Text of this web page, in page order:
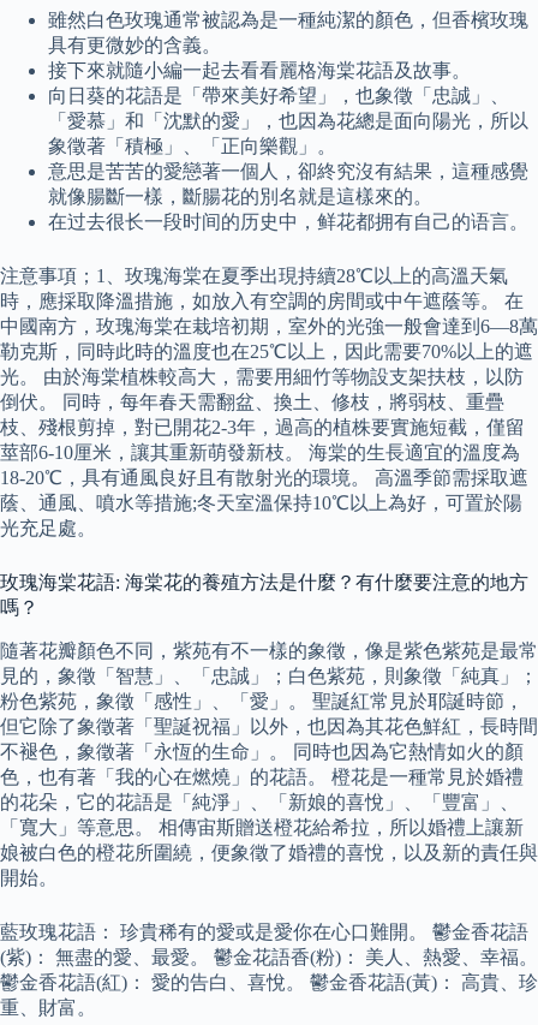
雖然白色玫瑰通常被認為是一種純潔的顏色，但香檳玫瑰
具有更微妙的含義。
接下來就隨小編一起去看看麗格海棠花語及故事。
向日葵的花語是「帶來美好希望」，也象徵「忠誠」、
「愛慕」和「沈默的愛」，也因為花總是面向陽光，所以
象徵著「積極」、「正向樂觀」。
意思是苦苦的愛戀著一個人，卻終究沒有結果，這種感覺
就像腸斷一樣，斷腸花的別名就是這樣來的。
在过去很长一段时间的历史中，鲜花都拥有自己的语言。
注意事項；1、玫瑰海棠在夏季出現持續28℃以上的高溫天氣
時，應採取降溫措施，如放入有空調的房間或中午遮蔭等。 在
中國南方，玫瑰海棠在栽培初期，室外的光強一般會達到6—8萬
勒克斯，同時此時的溫度也在25℃以上，因此需要70%以上的遮
光。 由於海棠植株較高大，需要用細竹等物設支架扶枝，以防
倒伏。 同時，每年春天需翻盆、換土、修枝，將弱枝、重疊
枝、殘根剪掉，對已開花2-3年，過高的植株要實施短截，僅留
莖部6-10厘米，讓其重新萌發新枝。 海棠的生長適宜的溫度為
18-20℃，具有通風良好且有散射光的環境。 高溫季節需採取遮
蔭、通風、噴水等措施;冬天室溫保持10℃以上為好，可置於陽
光充足處。
玫瑰海棠花語: 海棠花的養殖方法是什麼？有什麼要注意的地方
嗎？
隨著花瓣顏色不同，紫苑有不一樣的象徵，像是紫色紫苑是最常
見的，象徵「智慧」、「忠誠」；白色紫苑，則象徵「純真」；
粉色紫苑，象徵「感性」、「愛」。 聖誕紅常見於耶誕時節，
但它除了象徵著「聖誕祝福」以外，也因為其花色鮮紅，長時間
不褪色，象徵著「永恆的生命」。 同時也因為它熱情如火的顏
色，也有著「我的心在燃燒」的花語。 橙花是一種常見於婚禮
的花朵，它的花語是「純淨」、「新娘的喜悅」、「豐富」、
「寬大」等意思。 相傳宙斯贈送橙花給希拉，所以婚禮上讓新
娘被白色的橙花所圍繞，便象徵了婚禮的喜悅，以及新的責任與
開始。
藍玫瑰花語： 珍貴稀有的愛或是愛你在心口難開。 鬱金香花語
(紫)： 無盡的愛、最愛。 鬱金花語香(粉)： 美人、熱愛、幸福。
鬱金香花語(紅)： 愛的告白、喜悅。 鬱金香花語(黃)： 高貴、珍
重、財富。